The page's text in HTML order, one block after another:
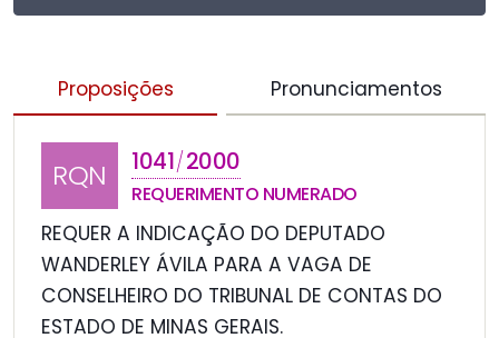
Proposições Pronunciamentos
RQN 1041/2000
REQUERIMENTO NUMERADO
REQUER A INDICAÇÃO DO DEPUTADO
WANDERLEY ÁVILA PARA A VAGA DE
CONSELHEIRO DO TRIBUNAL DE CONTAS DO
ESTADO DE MINAS GERAIS.